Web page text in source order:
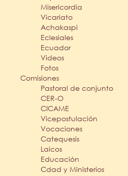
Misericordia
Vicariato
Achakaspi
Eclesiales
Ecuador
Videos
Fotos
Comisiones
Pastoral de conjunto
CER-O
CICAME
Vicepostulación
Vocaciones
Catequesis
Laicos
Educación
Cdad y Ministerios